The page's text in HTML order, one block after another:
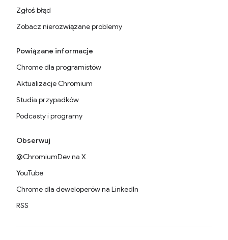
Zgłoś błąd
Zobacz nierozwiązane problemy
Powiązane informacje
Chrome dla programistów
Aktualizacje Chromium
Studia przypadków
Podcasty i programy
Obserwuj
@ChromiumDev na X
YouTube
Chrome dla deweloperów na LinkedIn
RSS